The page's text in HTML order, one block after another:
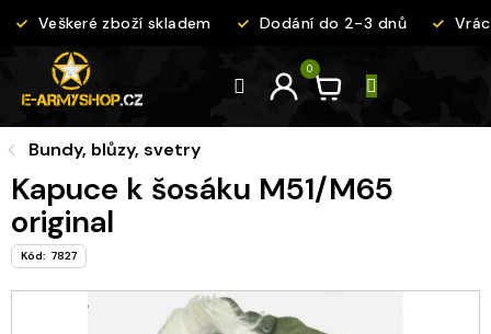
Veškeré zboží skladem Dodání do 2-3 dnů
Bundy, blůzy, svetry
Kapuce k šosáku M51/M65
original
Kód: 7827